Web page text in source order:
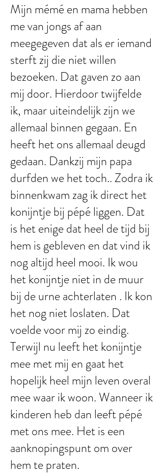
Mijn mémé en mama hebben
me van jongs af aan
meegegeven dat als er iemand
sterft zij die niet willen
bezoeken. Dat gaven zo aan
mij door. Hierdoor twijfelde
ik, maar uiteindelijk zijn we
allemaal binnen gegaan. En
heeft het ons allemaal deugd
gedaan. Dankzij mijn papa
durfden we het toch.. Zodra ik
binnenkwam zag ik direct het
konijntje bij pépé liggen. Dat
is het enige dat heel de tijd bij
hem is gebleven en dat vind ik
nog altijd heel mooi. Ik wou
het konijntje niet in de muur
bij de urne achterlaten . Ik kon
het nog niet loslaten. Dat
voelde voor mij zo eindig.
Terwijl nu leeft het konijntje
mee met mij en gaat het
hopelijk heel mijn leven overal
mee waar ik woon. Wanneer ik
kinderen heb dan leeft pépé
met ons mee. Het is een
aanknopingspunt om over
hem te praten.